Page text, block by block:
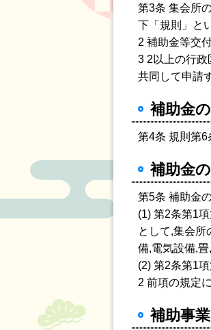
第3条 集会所
下「規則」と
2 補助金等交
3 2以上の行
共同して申請
補助金
第4条 規則第6
補助金
第5条 補助金
(1) 第2条第1
として,集会所
備,電気設備,
(2) 第2条第1
2 前項の規定
補助事